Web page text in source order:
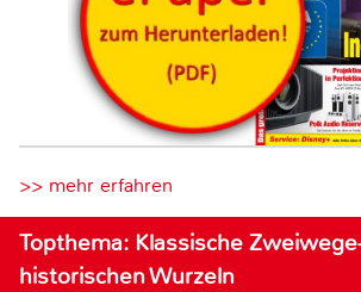
>> mehr erfahren
Topthema: Klassische
historischen Wurzeln